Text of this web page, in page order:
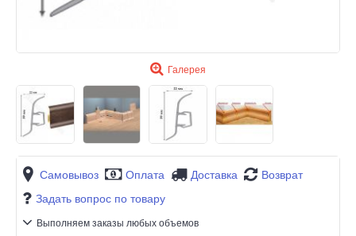
Галерея
Самовывоз Оплата Доставка
Возврат
Задать вопрос по товару
Выполняем заказы любых объемов